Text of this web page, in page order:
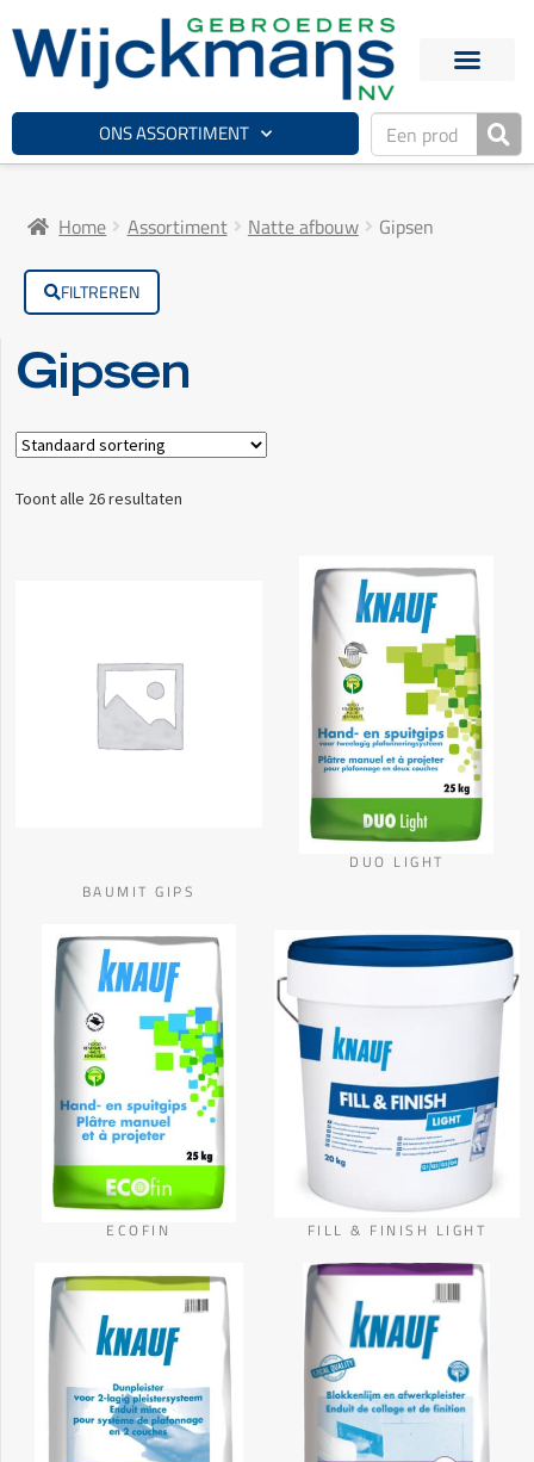
ONS ASSORTIMENT
Home Assortiment Natte afbouw Gipsen
FILTREREN
Gipsen
Toont alle 26 resultaten
BAUMIT GIPS
DUO LIGHT
ECOFIN FILL & FINISH LIGHT